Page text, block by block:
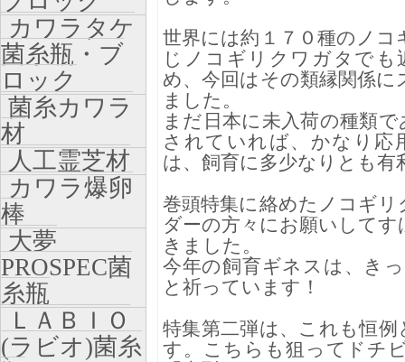
世界には約１７０種のノ
じノコギリクワガタで
め、今回はその類縁関係
ました。
まだ日本に未入荷の種類
されていれば、かなり応
は、飼育に多少なりとも有
巻頭特集に絡めたノコギ
ダーの方々にお願いして
きました。
今年の飼育ギネスは、き
と祈っています！
特集第二弾は、これも恒
す。こちらも狙ってドチ
カワラタケ
菌糸瓶・ブ
ロック
菌糸カワラ
材
人工霊芝材
カワラ爆卵
棒
大夢
PROSPEC菌
糸瓶
ＬＡＢＩＯ
(ラビオ)菌糸